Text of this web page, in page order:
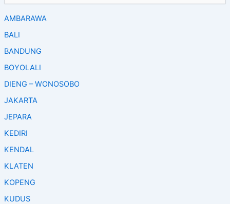
r
h
f
r
:
AMBARAWA
BALI
BANDUNG
BOYOLALI
DIENG – WONOSOBO
JAKARTA
JEPARA
KEDIRI
KENDAL
KLATEN
KOPENG
KUDUS